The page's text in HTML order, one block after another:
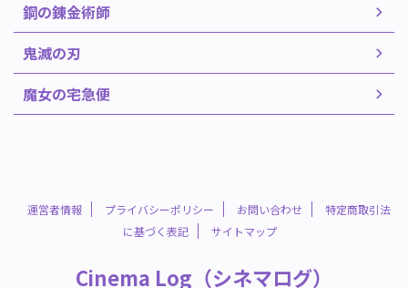
鋼の錬金術師
鬼滅の刃
魔女の宅急便
運営者情報 プライバシーポリシー お問い合わせ
特定商取引法
に基づく表記
サイトマップ
Cinema Log（シネマログ）